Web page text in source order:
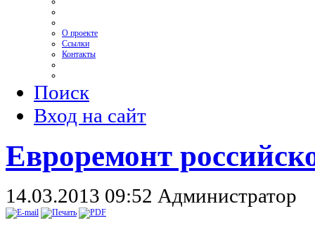
О проекте
Ссылки
Контакты
Поиск
Вход на сайт
Евроремонт
14.03.2013 09:52 Администратор